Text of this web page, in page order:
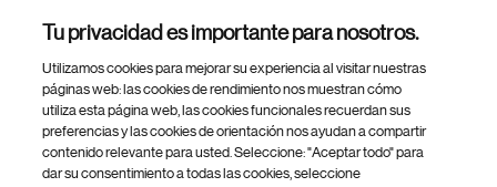
Footer Site Search
Tu privacidad es importante para nosotros.
Utilizamos cookies para mejorar su experiencia al visitar nuestras
páginas web: las cookies de rendimiento nos muestran cómo
utiliza esta página web, las cookies funcionales recuerdan sus
preferencias y las cookies de orientación nos ayudan a compartir
contenido relevante para usted. Seleccione: "Aceptar todo" para
dar su consentimiento a todas las cookies, seleccione